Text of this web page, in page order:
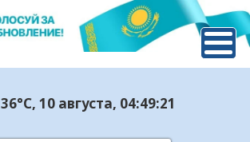
36°C, 10 августа, 04:49:22